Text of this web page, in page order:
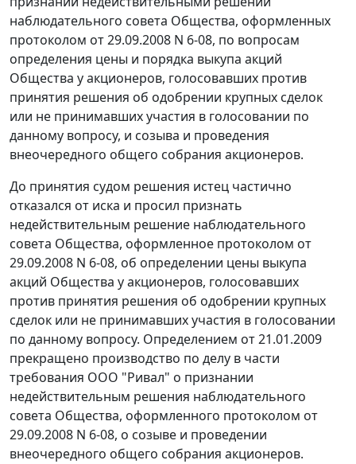
наблюдательного совета Общества, оформленных
протоколом от 29.09.2008 N 6-08, по вопросам
определения цены и порядка выкупа акций
Общества у акционеров, голосовавших против
принятия решения об одобрении крупных сделок
или не принимавших участия в голосовании по
данному вопросу, и созыва и проведения
внеочередного общего собрания акционеров.
До принятия судом решения истец частично
отказался от иска и просил признать
недействительным решение наблюдательного
совета Общества, оформленное протоколом от
29.09.2008 N 6-08, об определении цены выкупа
акций Общества у акционеров, голосовавших
против принятия решения об одобрении крупных
сделок или не принимавших участия в голосовании
по данному вопросу. Определением от 21.01.2009
прекращено производство по делу в части
требования ООО "Ривал" о признании
недействительным решения наблюдательного
совета Общества, оформленного протоколом от
29.09.2008 N 6-08, о созыве и проведении
внеочередного общего собрания акционеров.